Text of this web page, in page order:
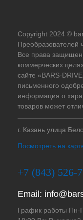
Copyright 2024 ©
Преобразователей
Все права
коммерческих
сайте «BARS-
письменного
информация о
товаров может
г. Казань улица
Посмотреть на
+7 (843) 526-
Email:
График работы Пн-